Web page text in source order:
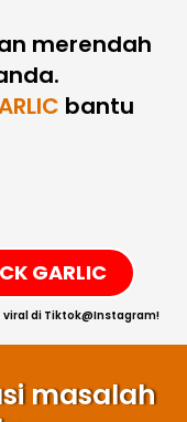
merendah
bantu
GARLIC
viral di Tiktok@Instagram!
masalah